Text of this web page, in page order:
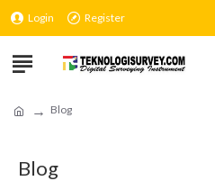
Login Register
Blog
Blog